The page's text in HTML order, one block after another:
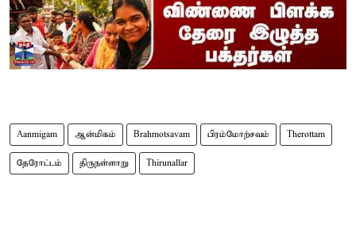
Aanmigam ஆன்மிகம் Brahmotsavam பிரம்மோற்சவம் Therottam
தேரோட்டம் திருநள்ளாறு Thirunallar